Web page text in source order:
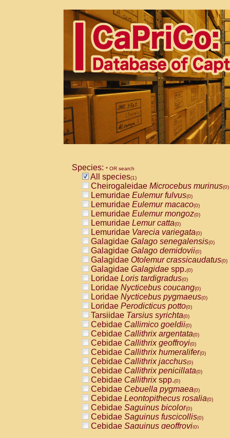
Species: * OR search
All species(1)
Cheirogaleidae Microcebus murinus(0)
Lemuridae Eulemur fulvus(0)
Lemuridae Eulemur macaco(0)
Lemuridae Eulemur mongoz(0)
Lemuridae Lemur catta(0)
Lemuridae Varecia variegata(0)
Galagidae Galago senegalensis(0)
Galagidae Galago demidovii(0)
Galagidae Otolemur crassicaudatus(0)
Galagidae Galagidae spp.(0)
Loridae Loris tardigradus(0)
Loridae Nycticebus coucang(0)
Loridae Nycticebus pygmaeus(0)
Loridae Perodicticus potto(0)
Tarsiidae Tarsius syrichta(0)
Cebidae Callimico goeldii(0)
Cebidae Callithrix argentata(0)
Cebidae Callithrix geoffroyi(0)
Cebidae Callithrix humeralifer(0)
Cebidae Callithrix jacchus(0)
Cebidae Callithrix penicillata(0)
Cebidae Callithrixspp.(0)
Cebidae Cebuella pygmaea(0)
Cebidae Leontopithecus rosalia(0)
Cebidae Saguinus bicolor(0)
Cebidae Saguinus fuscicollis(0)
Cebidae Saguinus geoffroyi(0)